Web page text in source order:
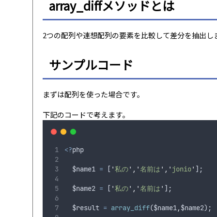
array_diffメソッドとは
2つの配列や連想配列の要素を比較して差分を抽出し
サンプルコード
まずは配列を使った場合です。
下記のコードで考えます。
<?php
$name1 = [ '私の' , '名前は ' , ' jonio' ];
$name2 = [ '私の' , '名前は ' ];
$result = array_diff($name1, $name2);